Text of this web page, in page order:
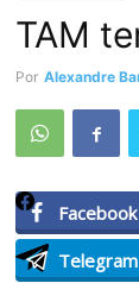
TAM
Por Alexandre
Facebook
Telegram